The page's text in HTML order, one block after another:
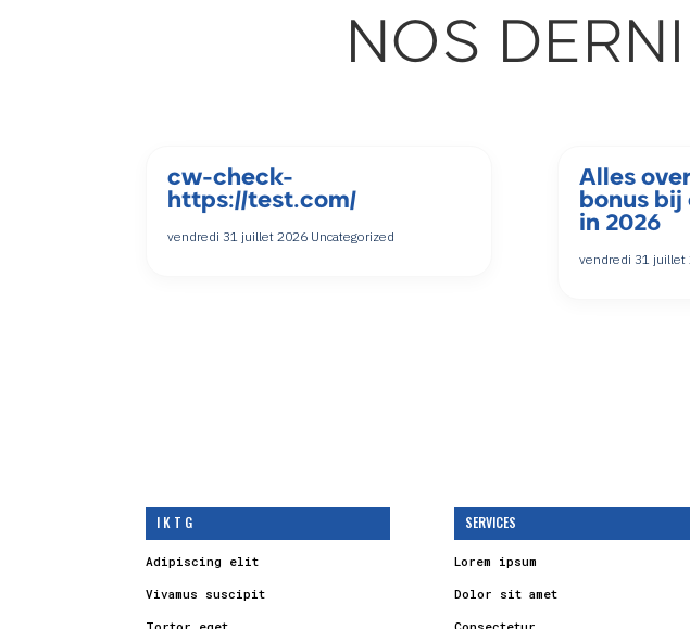
NOS
cw-check-
https://test.com/
vendredi 31 juillet 2026 Uncategorized
Alles
bonus bij
in 2026
vendredi 31 juillet
I K T G
Adipiscing elit
Vivamus suscipit
SERVICES
Lorem ipsum
Dolor sit amet